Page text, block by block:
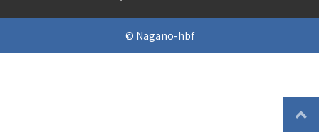
© Nagano-hbf